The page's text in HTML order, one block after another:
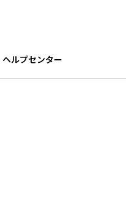
ヘルプセンター